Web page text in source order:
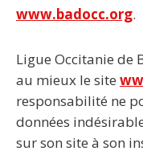
www.badocc.org.
Ligue Occitanie de
au mieux le site
responsabilité ne
données
sur son site à son